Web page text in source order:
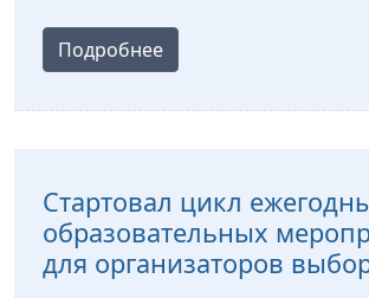
Подробнее
Стартовал цикл
образовательных
для организаторов